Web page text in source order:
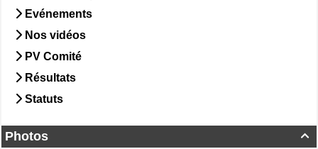
Evénements
Nos vidéos
PV Comité
Résultats
Statuts

Photos